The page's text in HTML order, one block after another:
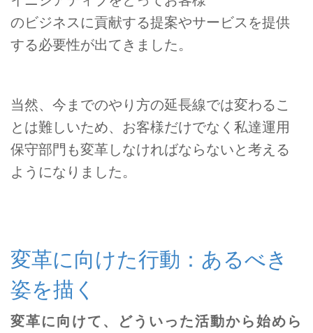
のビジネスに貢献する提案やサービスを提供
する必要性が出てきました。
当然、今までのやり方の延長線では変わるこ
とは難しいため、お客様だけでなく私達運用
保守部門も変革しなければならないと考える
ようになりました。
変革に向けた行動：あるべき
姿を描く
変革に向けて、どういった活動から始めら